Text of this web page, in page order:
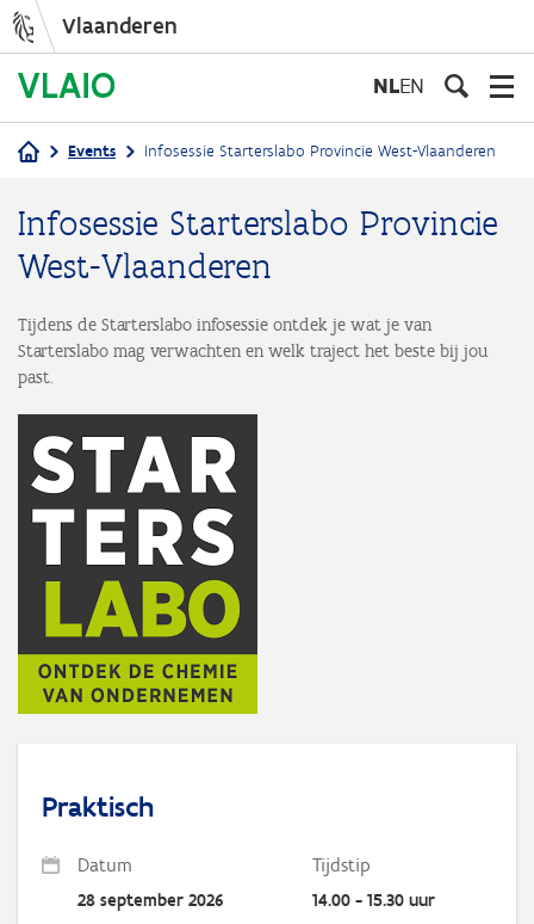
Vlaanderen
NLEN
Events Infosessie Starterslabo Provincie West-Vlaanderen
Infosessie Starterslabo Provincie
West-Vlaanderen
Tijdens de Starterslabo infosessie ontdek je wat je van
Starterslabo mag verwachten en welk traject het beste bij jou
past.
Praktisch
Datum Tijdstip
28 september 2026 14.00 - 15.30 uur